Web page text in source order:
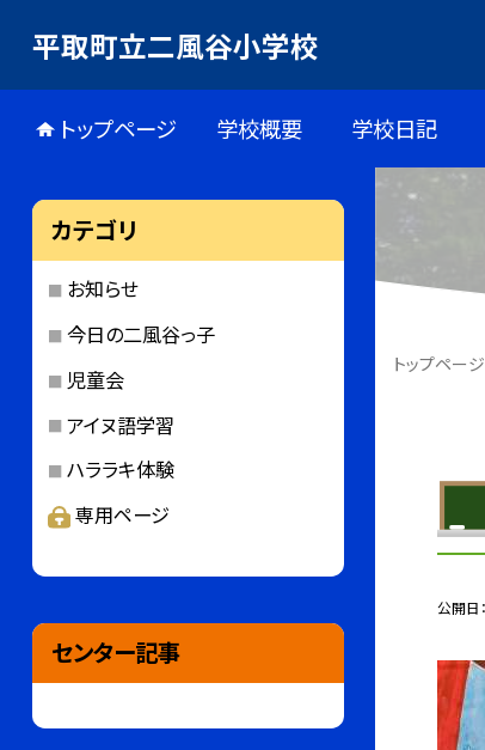
平取町立二風谷小学校
トップページ 学校概要 学校日記
トップページ
公開日
カテゴリ
お知らせ
今日の二風谷っ子
児童会
アイヌ語学習
ハララキ体験
専用ページ
センター記事